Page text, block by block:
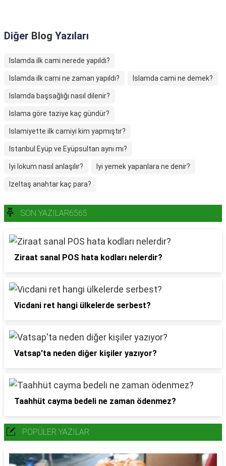
Diğer Blog Yazıları
Islamda ilk cami nerede yapıldı?
Islamda ilk cami ne zaman yapıldı? Islamda cami ne demek?
Islamda başsağlığı nasıl dilenir?
Islama göre taziye kaç gündür?
Islamiyette ilk camiyi kim yapmıştır?
Istanbul Eyüp ve Eyüpsultan aynı mı?
Iyi lokum nasıl anlaşılır? Iyi yemek yapanlara ne denir?
Izeltaş anahtar kaç para?
SON YAZILAR6565
Ziraat sanal POS hata kodları nelerdir?
Vicdani ret hangi ülkelerde serbest?
Vatsap'ta neden diğer kişiler yazıyor?
Taahhüt cayma bedeli ne zaman ödenmez?
POPÜLER YAZILAR